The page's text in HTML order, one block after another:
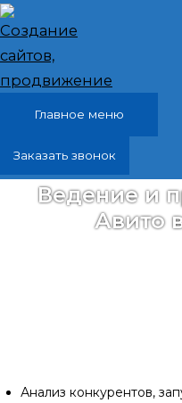
Перейти к
Главное меню
Заказать звонок
Ведение и
Авито
Анализ конкурентов,